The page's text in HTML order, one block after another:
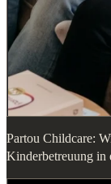
Partou Childcare:
Kinderbetreuung in